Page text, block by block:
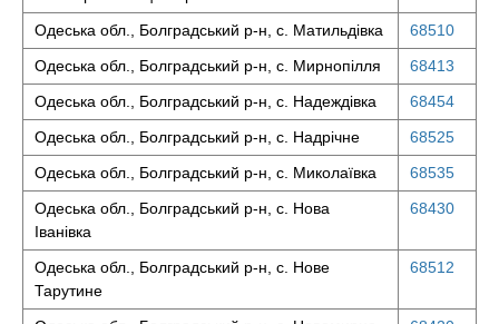
Одеська обл., Болградський р-н, с. Матильдівка
68510
Одеська обл., Болградський р-н, с. Мирнопілля
68413
Одеська обл., Болградський р-н, с. Надеждівка
68454
Одеська обл., Болградський р-н, с. Надрічне
68525
Одеська обл., Болградський р-н, с. Миколаївка
68535
Одеська обл., Болградський р-н, с. Нова
Іванівка
68430
Одеська обл., Болградський р-н, с. Нове
Тарутине
68512